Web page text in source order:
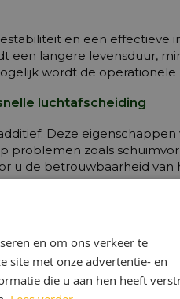
en een effectieve
een langere levensduur,
wordt de
luchtafscheiding
Deze
problemen zoals
u de betrouwbaarheid van
het mogelijk om
het oliesmeersysteem
geminimaliseerd.
en om ons verkeer te
site met onze advertentie- en
die u aan hen heeft